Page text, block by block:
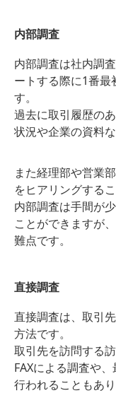
内部調査
内部調査は社内調
ートする際に1番
す。
過去に取引履歴の
状況や企業の資料
また経理部や営業
をヒアリングする
内部調査は手間が
ことができますが
難点です。
直接調査
直接調査は、取引
方法です。
取引先を訪問する
FAXによる調査や
行われることもあり